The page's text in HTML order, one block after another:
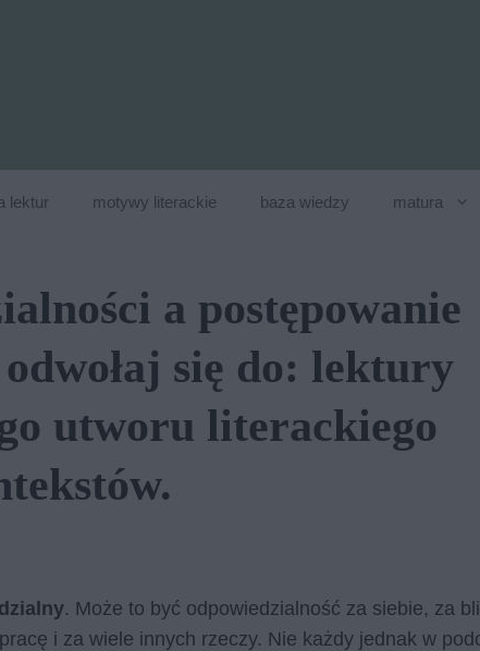
lektur motywy literackie baza wiedzy matura
a postępowanie
się do: lektury
utworu literackiego
. Może to być odpowiedzialność za siebie, za
i za wiele innych rzeczy. Nie każdy jednak w